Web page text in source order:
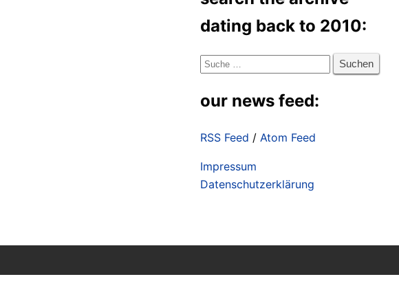
dating back to 2010:
Suche
our news feed:
RSS Feed / Atom Feed
Impressum
Datenschutzerklärung